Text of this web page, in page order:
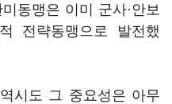
동맹은 이미 군사·안보
전략동맹으로 발전했
시도 그 중요성은 아무